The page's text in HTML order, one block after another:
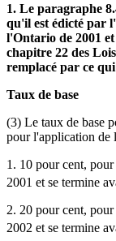
1. Le paragraphe
qu'il est édicté par
l'Ontario de 2001
chapitre 22 des
remplacé par ce
Taux de base
(3) Le taux de base
pour l'application de
1. 10 pour cent,
2001 et se termine
2. 20 pour cent,
2002 et se termine